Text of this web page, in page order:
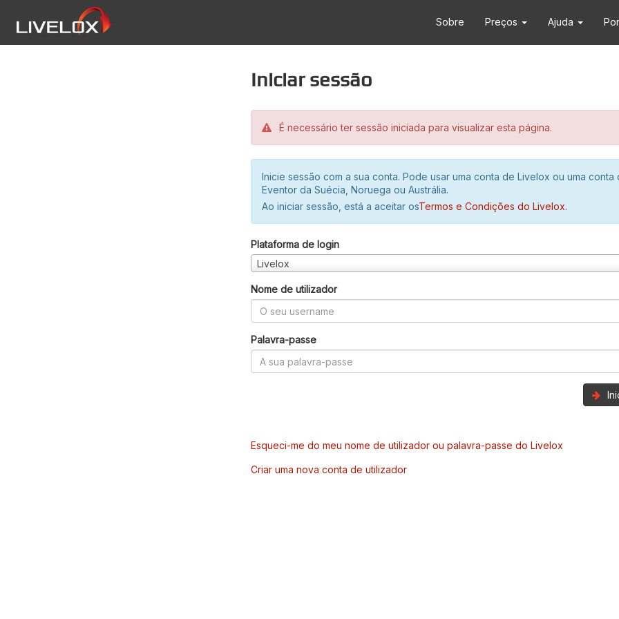
Sobre Preços Ajuda
Iniciar sessão
É necessário ter sessão iniciada para visualizar esta página.
Inicie sessão com a sua conta. Pode usar uma conta de Livelox ou uma conta
Eventor da Suécia, Noruega ou Austrália.
Ao iniciar sessão, está a aceitar osTermos e Condições do Livelox.
Plataforma de login
Livelox
Nome de utilizador
Palavra-passe
Esqueci-me do meu nome de utilizador ou palavra-passe do Livelox
Criar uma nova conta de utilizador